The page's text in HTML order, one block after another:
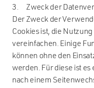
3. Zweck der
Der Zweck der
Cookies ist, die
vereinfachen. Einige
können ohne den
werden. Für diese ist
nach einem